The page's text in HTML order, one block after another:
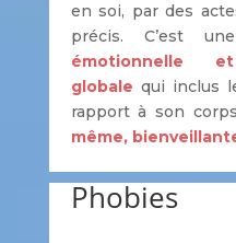
en soi, par des
précis. C’est
émotionnelle
globale qui inclus
rapport à son
même,
Phobies